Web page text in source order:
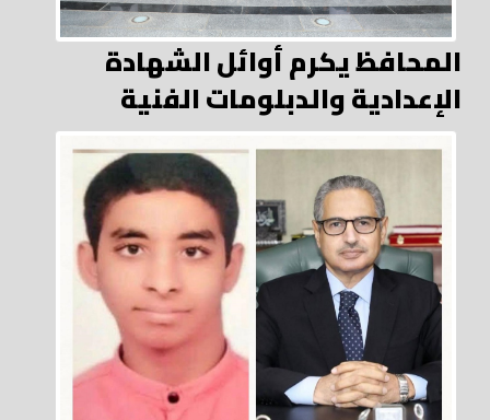
المحافظ يكرم أوائل الشهادة
الإعدادية والدبلومات الفنية